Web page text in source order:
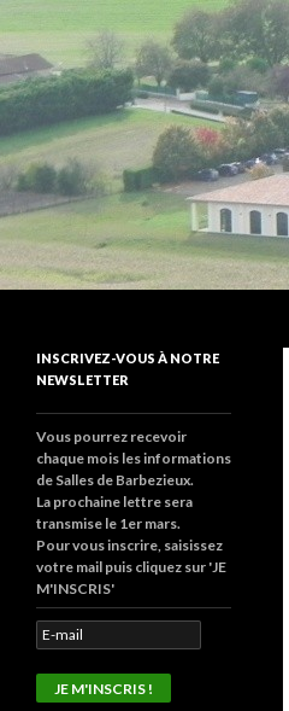
Le site de salles de barbezieux
INSCRIVEZ-VOUS À NOTRE
NEWSLETTER
Vous pourrez recevoir
chaque mois les informations
de Salles de Barbezieux.
La prochaine lettre sera
transmise le 1er mars.
Pour vous inscrire, saisissez
votre mail puis cliquez sur 'JE
M'INSCRIS'